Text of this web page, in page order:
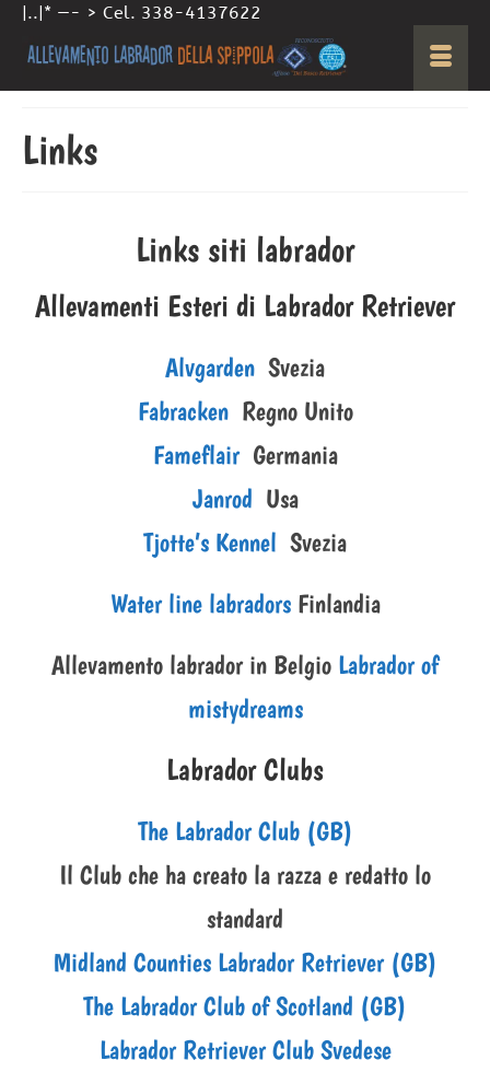
|..|* —- > Cel. 338-4137622
Links
Links siti labrador
Allevamenti Esteri di Labrador Retriever
Alvgarden Svezia
FabrackenRegno Unito
FameflairGermania
Janrod Usa
Tjotte’s Kennel Svezia
Water line labradorsFinlandia
Allevamento labrador in Belgio Labrador of
mistydreams
Labrador Clubs
The Labrador Club (GB)
Il Club che ha creato la razza e redatto lo
standard
Midland Counties Labrador Retriever (GB)
The Labrador Club of Scotland (GB)
Labrador Retriever Club Svedese